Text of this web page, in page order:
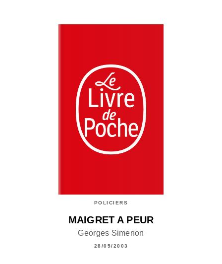
POLICIERS
MAIGRET A PEUR
Georges Simenon
28/05/2003